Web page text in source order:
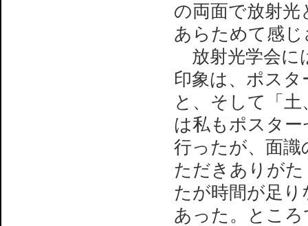
の両面で放射
あらためて感
放射光学会に
印象は、ポス
と、そして「
は私もポスター
行ったが、面
ただきありが
たが時間が足
あった。とこ